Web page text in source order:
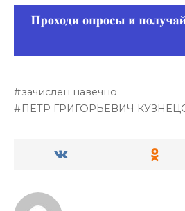
зачислен навечно
ПЕТР ГРИГОРЬЕВИЧ